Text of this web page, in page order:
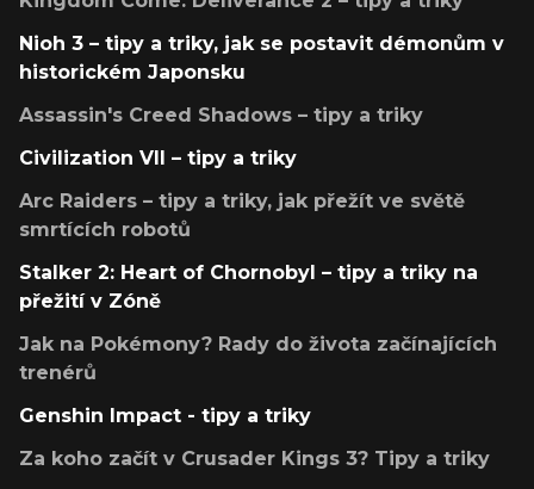
Nioh 3 – tipy a triky, jak se postavit démonům v
historickém Japonsku
Assassin's Creed Shadows – tipy a triky
Civilization VII – tipy a triky
Arc Raiders – tipy a triky, jak přežít ve světě
smrtících robotů
Stalker 2: Heart of Chornobyl – tipy a triky na
přežití v Zóně
Jak na Pokémony? Rady do života začínajících
trenérů
Genshin Impact - tipy a triky
Za koho začít v Crusader Kings 3? Tipy a triky